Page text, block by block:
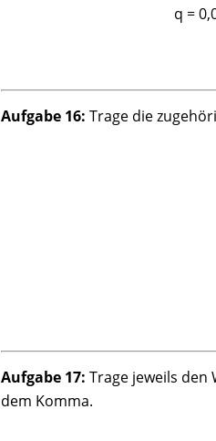
q =
Aufgabe 16: Trage die
Aufgabe 17: Trage jeweils den
dem Komma.